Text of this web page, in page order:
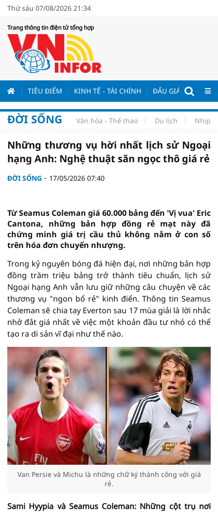
Thứ sáu 07/08/2026 21:34
Trang thông tin điện tử tổng hợp
TIÊU ĐIỂM KINH TẾ - TÀI CHÍNH ĐẤU GIÁ - ĐẤU
ĐỜI SỐNG Văn hóa - Thể thao Du lịch Nhịp
Những thương vụ hời nhất lịch sử Ngoại
hạng Anh: Nghệ thuật săn ngọc thô giá rẻ
ĐỜI SỐNG 17/05/2026 07:40
Từ Seamus Coleman giá 60.000 bảng đến 'Vị vua' Eric
Cantona, những bản hợp đồng rẻ mạt này đã
chứng minh giá trị cầu thủ không nằm ở con số
trên hóa đơn chuyển nhượng.
Trong kỷ nguyên bóng đá hiện đại, nơi những bản hợp
đồng trăm triệu bảng trở thành tiêu chuẩn, lịch sử
Ngoại hạng Anh vẫn lưu giữ những câu chuyện về các
thương vụ "ngon bổ rẻ" kinh điển. Thông tin Seamus
Coleman sẽ chia tay Everton sau 17 mùa giải là lời nhắc
nhở đắt giá nhất về việc một khoản đầu tư nhỏ có thể
tạo ra di sản vĩ đại như thế nào.
Van Persie và Michu là những chữ ký thành công với giá
rẻ.
Sami Hyypia và Seamus Coleman: Những cột trụ nơi